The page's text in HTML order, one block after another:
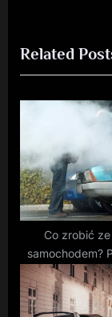
o
u
s
s
t
:
t
P
o
:
Related
Co zrobić
samochodem?
porady i